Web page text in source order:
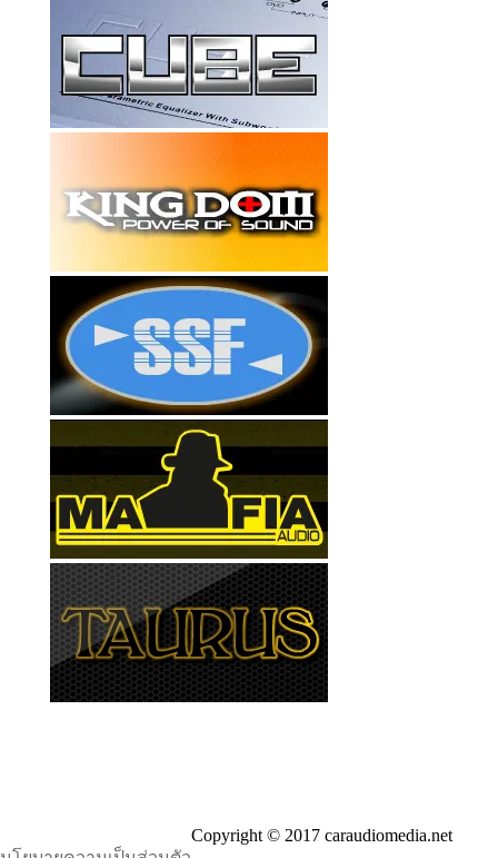
Copyright © 2017 caraudiomedia.net